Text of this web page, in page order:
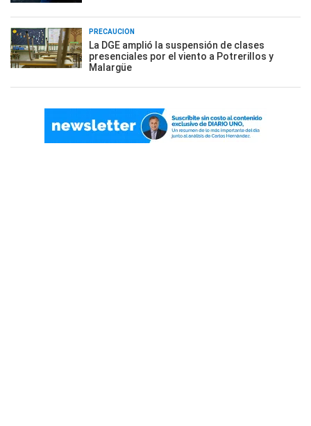
PRECAUCIÓN
La DGE amplió la suspensión de clases
presenciales por el viento a Potrerillos y
Malargüe